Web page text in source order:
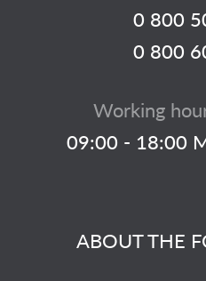
ABOUT THE
0 800
0 800
Working
09:00 - 18:00